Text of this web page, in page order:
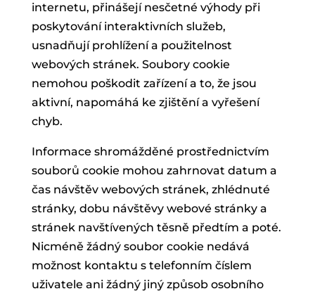
internetu, přinášejí nesčetné výhody při
poskytování interaktivních služeb,
usnadňují prohlížení a použitelnost
webových stránek. Soubory cookie
nemohou poškodit zařízení a to, že jsou
aktivní, napomáhá ke zjištění a vyřešení
chyb.
Informace shromážděné prostřednictvím
souborů cookie mohou zahrnovat datum a
čas návštěv webových stránek, zhlédnuté
stránky, dobu návštěvy webové stránky a
stránek navštívených těsně předtím a poté.
Nicméně žádný soubor cookie nedává
možnost kontaktu s telefonním číslem
uživatele ani žádný jiný způsob osobního